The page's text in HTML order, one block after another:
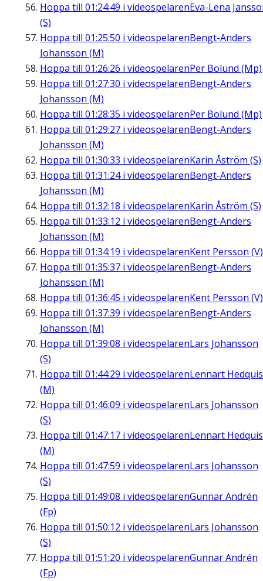
Hoppa till 01:24:49 i videospelarenEva-Lena
(S)
Hoppa till 01:25:50 i videospelarenBengt-Anders
Johansson (M)
Hoppa till 01:26:26 i videospelarenPer Bolund (Mp)
Hoppa till 01:27:30 i videospelarenBengt-Anders
Johansson (M)
Hoppa till 01:28:35 i videospelarenPer Bolund (Mp)
Hoppa till 01:29:27 i videospelarenBengt-Anders
Johansson (M)
Hoppa till 01:30:33 i videospelarenKarin Åström (S)
Hoppa till 01:31:24i videospelarenBengt-Anders
Johansson (M)
Hoppa till 01:32:18 i videospelarenKarin Åström (S)
Hoppa till 01:33:12 i videospelarenBengt-Anders
Johansson (M)
Hoppa till 01:34:19 i videospelarenKent Persson (V)
Hoppa till 01:35:37 i videospelarenBengt-Anders
Johansson (M)
Hoppa till 01:36:45 i videospelarenKent Persson (V)
Hoppa till 01:37:39 i videospelarenBengt-Anders
Johansson (M)
Hoppa till 01:39:08 i videospelarenLars Johansson
(S)
Hoppa till 01:44:29 i videospelarenLennart
(M)
Hoppa till 01:46:09 i videospelarenLars Johansson
(S)
Hoppa till 01:47:17 i videospelarenLennart
(M)
Hoppa till 01:47:59 i videospelarenLars Johansson
(S)
Hoppa till 01:49:08 i videospelarenGunnar Andrén
(Fp)
Hoppa till 01:50:12 i videospelarenLars Johansson
(S)
Hoppa till 01:51:20 i videospelarenGunnar Andrén
(Fp)